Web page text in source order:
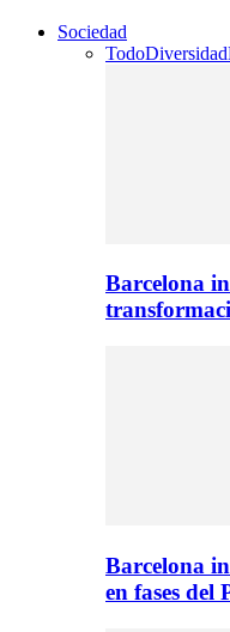
Sociedad
TodoDiversidad
Barcelona
Barcelona
en fases del